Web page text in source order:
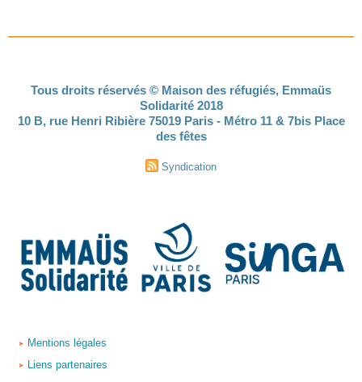
Tous droits réservés © Maison des réfugiés, Emmaüs
Solidarité 2018
10 B, rue Henri Ribière 75019 Paris - Métro 11 & 7bis Place
des fêtes
Syndication
Mentions légales
Liens partenaires